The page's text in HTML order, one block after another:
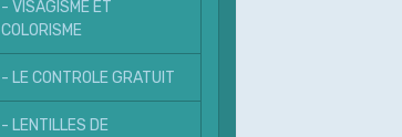
- VISAGISME ET
COLORISME
- LE CONTROLE GRATUIT
- LENTILLES DE